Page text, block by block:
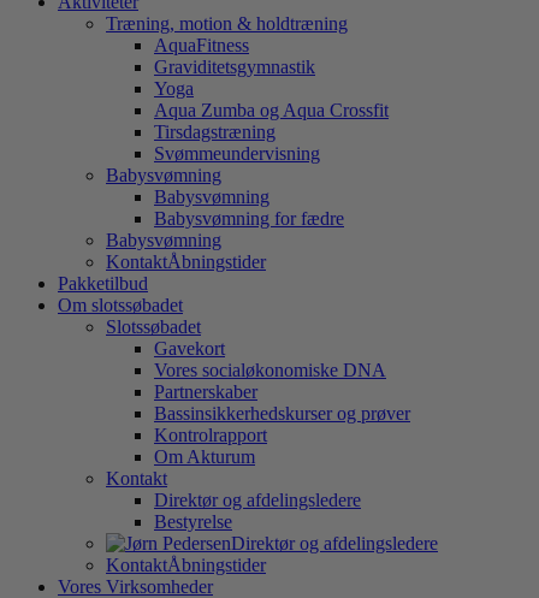
Træning, motion & holdtræning
AquaFitness
Graviditetsgymnastik
Yoga
Aqua Zumba og Aqua Crossfit
Tirsdagstræning
Svømmeundervisning
Babysvømning
Babysvømning
Babysvømning for fædre
Babysvømning
KontaktÅbningstider
Pakketilbud
Om slotssøbadet
Slotssøbadet
Gavekort
Vores socialøkonomiske DNA
Partnerskaber
Bassinsikkerhedskurser og prøver
Kontrolrapport
Om Akturum
Kontakt
Direktør og afdelingsledere
Bestyrelse
Direktør og afdelingsledere
KontaktÅbningstider
Vores Virksomheder